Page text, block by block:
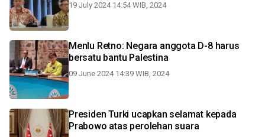
19 July 2024 14:54 WIB, 2024
Menlu Retno: Negara anggota D-8 harus
bersatu bantu Palestina
09 June 2024 14:39 WIB, 2024
Presiden Turki ucapkan selamat kepada
Prabowo atas perolehan suara